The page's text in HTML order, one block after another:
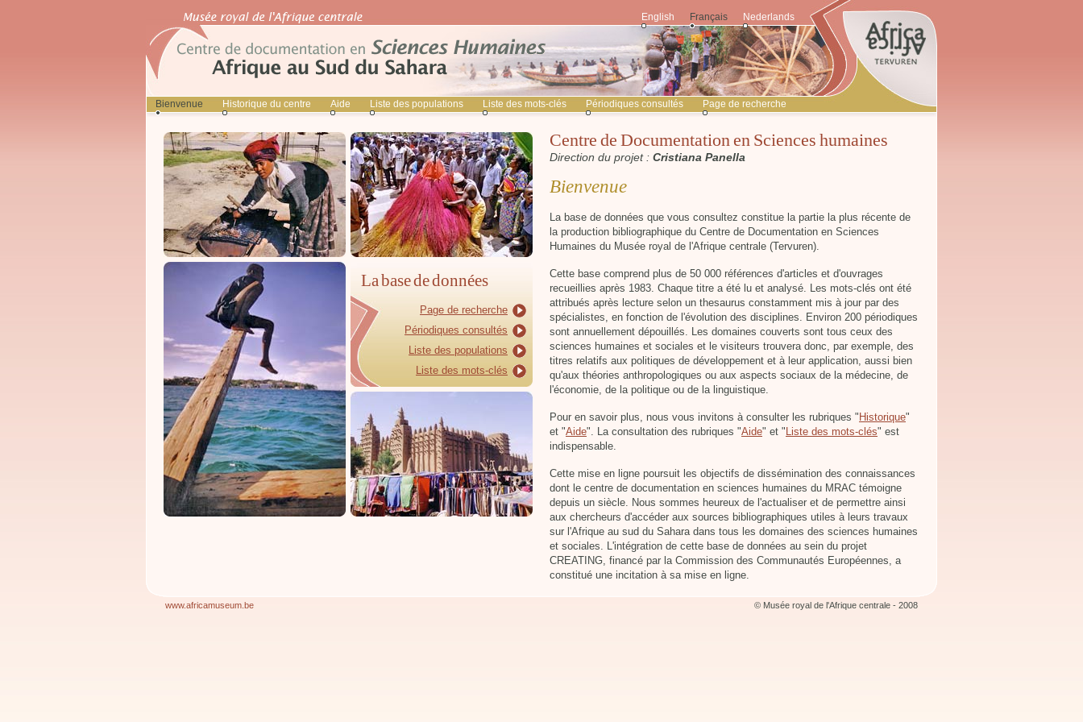
English Français Nederlands
Bienvenue Historique du centre Aide Liste des populations Liste des mots-clés Périodiques consultés Page de recherche
La base de données
Page de recherche
Périodiques consultés
Liste des populations
Liste des mots-clés
Centre de Documentation en Sciences humaines
Direction du projet : Cristiana Panella
Bienvenue
La base de données que vous consultez constitue la partie la plus récente de
la production bibliographique du Centre de Documentation en Sciences
Humaines du Musée royal de l'Afrique centrale (Tervuren).
Cette base comprend plus de 50 000 références d'articles et d'ouvrages
recueillies après 1983. Chaque titre a été lu et analysé. Les mots-clés ont été
attribués après lecture selon un thesaurus constamment mis à jour par des
spécialistes, en fonction de l'évolution des disciplines. Environ 200 périodiques
sont annuellement dépouillés. Les domaines couverts sont tous ceux des
sciences humaines et sociales et le visiteurs trouvera donc, par exemple, des
titres relatifs aux politiques de développement et à leur application, aussi bien
qu'aux théories anthropologiques ou aux aspects sociaux de la médecine, de
l'économie, de la politique ou de la linguistique.
Pour en savoir plus, nous vous invitons à consulter les rubriques " Historique"
et "Aide". La consultation des rubriques "Aide" et " Liste des mots-clés" est
indispensable.
Cette mise en ligne poursuit les objectifs de dissémination des connaissances
dont le centre de documentation en sciences humaines du MRAC témoigne
depuis un siècle. Nous sommes heureux de l'actualiser et de permettre ainsi
aux chercheurs d'accéder aux sources bibliographiques utiles à leurs travaux
sur l'Afrique au sud du Sahara dans tous les domaines des sciences humaines
et sociales. L'intégration de cette base de données au sein du projet
CREATING, financé par la Commission des Communautés Européennes, a
constitué une incitation à sa mise en ligne.
www.africamuseum.be © Musée royal de l'Afrique centrale - 2008